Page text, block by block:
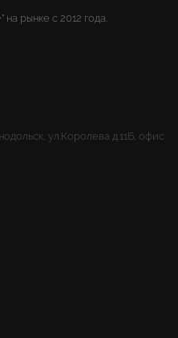
рынке с 2012 года.
ул.Королева д.11Б, офис